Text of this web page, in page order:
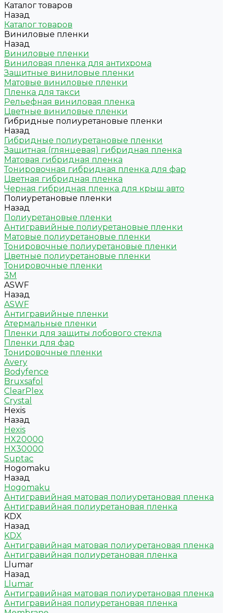
Каталог товаров
Назад
Каталог товаров
Виниловые пленки
Назад
Виниловые пленки
Виниловая пленка для антихрома
Защитные виниловые пленки
Матовые виниловые пленки
Пленка для такси
Рельефная виниловая пленка
Цветные виниловые пленки
Гибридные полиуретановые пленки
Назад
Гибридные полиуретановые пленки
Защитная (глянцевая) гибридная пленка
Матовая гибридная пленка
Тонировочная гибридная пленка для фар
Цветная гибридная пленка
Черная гибридная пленка для крыш авто
Полиуретановые пленки
Назад
Полиуретановые пленки
Антигравийные полиуретановые пленки
Матовые полиуретановые пленки
Тонировочные полиуретановые пленки
Цветные полиуретановые пленки
Тонировочные пленки
3M
ASWF
Назад
ASWF
Антигравийные пленки
Атермальные пленки
Пленки для защиты лобового стекла
Пленки для фар
Тонировочные пленки
Avery
Bodyfence
Bruxsafol
ClearPlex
Crystal
Hexis
Назад
Hexis
HX20000
HX30000
Suptac
Hogomaku
Назад
Hogomaku
Антигравийная матовая полиуретановая пленка
Антигравийная полиуретановая пленка
KDX
Назад
KDX
Антигравийная матовая полиуретановая пленка
Антигравийная полиуретановая пленка
Llumar
Назад
Llumar
Антигравийная матовая полиуретановая пленка
Антигравийная полиуретановая пленка